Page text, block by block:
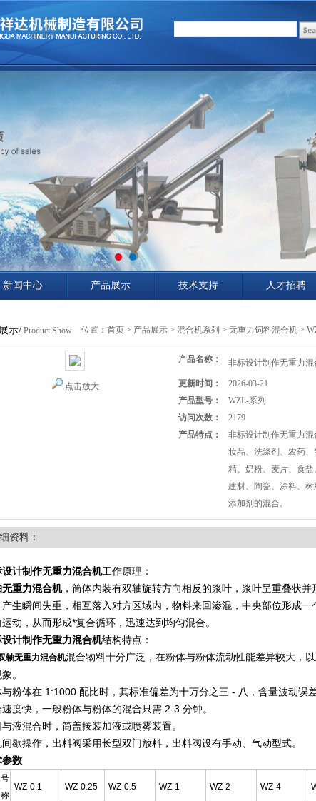
新闻中心 产品展示 技术支持 人才招聘
示/ Product Show 位置： 首页 > 产品展示 > 混合机系列 > 无重力饲料混合机 >
点击放大
产品名称： 非标设计制作无重力
更新时间：
2026-03-21
产品型号：
WZL-系列
访问次数：
2179
产品特点：
非标设计制作无重力
妆品、洗涤剂、农药
精、奶粉、麦片、食盐
建材、陶瓷、涂料、树
添加剂的混合。
资料：
设计制作无重力混合机工作原理：
无重力混合机，筒体内装有双轴旋转方向相反的浆叶，浆叶呈重叠状
产生瞬间失重，相互落入对方区域内，物料来回渗混，中央部位形成
动，从而形成*复合循环，迅速达到均匀混合。
设计制作无重力混合机结构特点：
轴无重力混合机混合物料十分广泛，在粉体与粉体流动性能差异较大，
。
粉体在 1:1000 配比时，其标准偏差为十万分之三 - 八，含量波动误
度快，一般粉体与粉体的混合只需 2-3 分钟。
与液混合时，筒盖按装加液或喷雾装置。
歇操作，出料阀采用长型双门放料，出料阀设有手动、气动型式。
参数
WZ-0.1 WZ-0.25 WZ-0.5 WZ-1 WZ-2 WZ-4